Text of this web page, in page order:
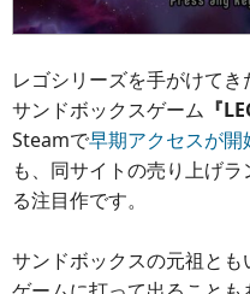
レゴシリーズを手がけて
サンドボックスゲーム 『
Steamで早期アクセスが開
も、同サイトの売り上げ
る注目作です。
サンドボックスの元祖と